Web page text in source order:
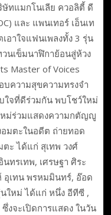
ทแมกโนเลีย ควอลิตี้ ดี
และ แพนเทอร์ เอ็นเท
อาใจแฟนเพลงทั้ง 3 รุ่น
นเข็มนาฬิกาย้อนสู่ห้วง
Master of Voices
บความสุขความทรงจำ
ใจที่ดีร่วมกัน พบโชว์ใหม่
หม่ร่วมแสดงความกตัญญู
มตะในอดีต ถ่ายทอด
ะ ได้แก่ สุเทพ วงศ์
ทรเทพ, เศรษฐา ศิระ
อุเทน พรหมมินทร์, อ๊อด
ใหม่ ได้แก่ หนึ่ง อีทีซี ,
จะเปิดการแสดง ในวัน